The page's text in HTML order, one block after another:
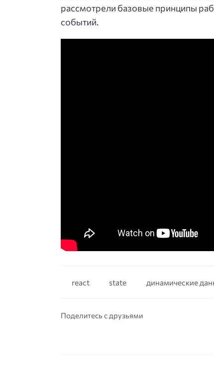
рассмотрели базовые принципы
событий.
react state динамические
Поделитесь с друзьями